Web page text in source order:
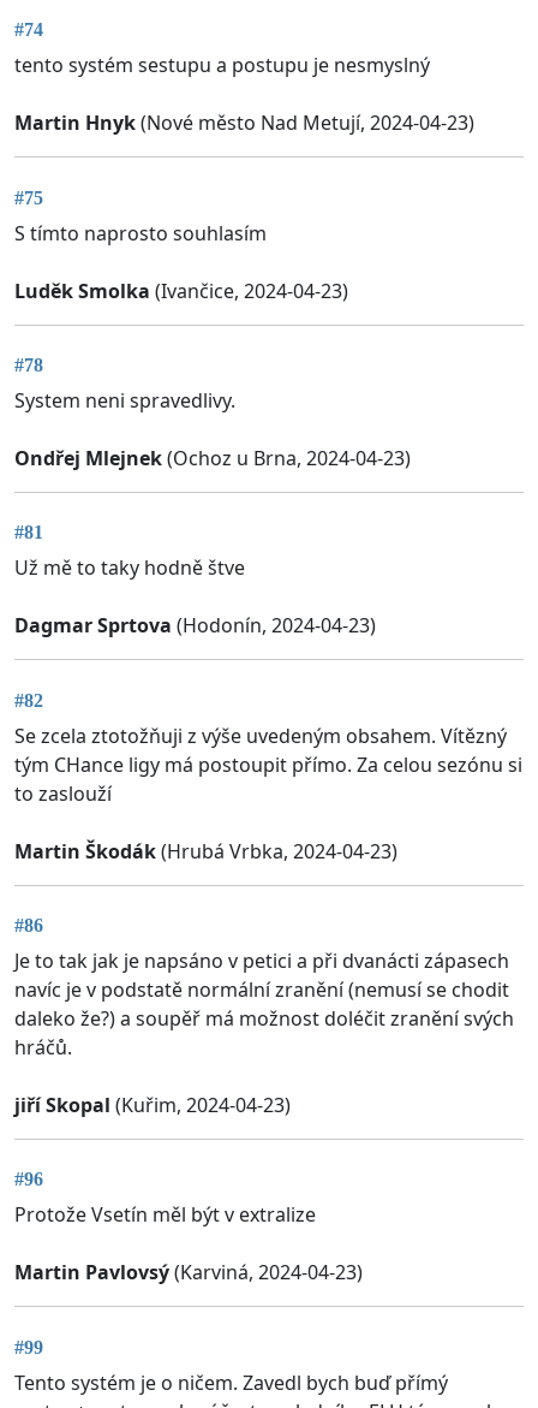
#74
tento systém sestupu a postupu je nesmyslný
Martin Hnyk(Nové město Nad Metují, 2024-04-23)
#75
S tímto naprosto souhlasím
Luděk Smolka (Ivančice, 2024-04-23)
#78
System neni spravedlivy.
Ondřej Mlejnek(Ochoz u Brna, 2024-04-23)
#81
Už mě to taky hodně štve
Dagmar Sprtova (Hodonín, 2024-04-23)
#82
Se zcela ztotožňuji z výše uvedeným obsahem. Vítězný
tým CHance ligy má postoupit přímo. Za celou sezónu si
to zaslouží
Martin Škodák(Hrubá Vrbka, 2024-04-23)
#86
Je to tak jak je napsáno v petici a při dvanácti zápasech
navíc je v podstatě normální zranění (nemusí se chodit
daleko že?) a soupěř má možnost doléčit zranění svých
hráčů.
jiří Skopal (Kuřim, 2024-04-23)
#96
Protože Vsetín měl být v extralize
Martin Pavlovsý(Karviná, 2024-04-23)
#99
Tento systém je o ničem. Zavedl bych buď přímý